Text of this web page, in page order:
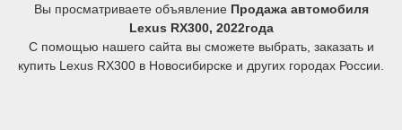
Вы просматриваете объявление Продажа автомобиля
Lexus RX300, 2022года
С помощью нашего сайта вы сможете выбрать, заказать и
купить Lexus RX300 в Новосибирске и других городах России.